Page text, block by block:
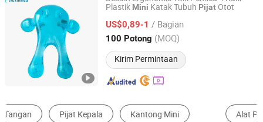
Plastik Mini Katak Tubuh Pijat Otot
US$0,89-1 / Bagian
100 Potong (MOQ)
Kirim Permintaan
Handan Wuxin Medical Devices Co., Ltd.
Fujian, China Harga mulai 2018
Alat Pijat Portabel Penguat Pemijat Kaki